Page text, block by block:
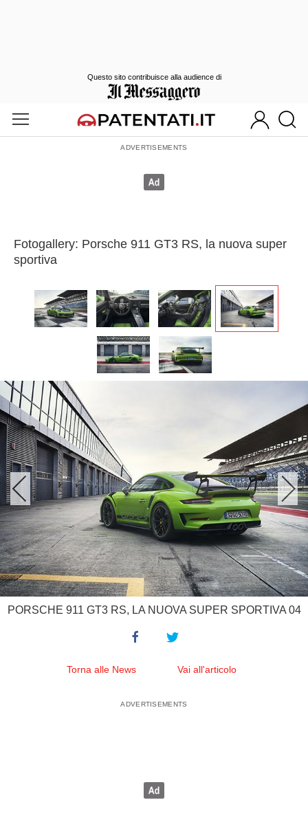
Fotogallery: Porsche 911 GT3 RS, la nuova super
sportiva
PORSCHE 911 GT3 RS, LA NUOVA SUPER SPORTIVA 04
Torna alle News Vai all'articolo
Questo sito contribuisce alla audience di